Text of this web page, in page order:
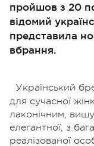
пройшов з 20
відомий
представила
вбрання.
Український
для сучасної
лаконічним,
елегантної, з
реалізованої